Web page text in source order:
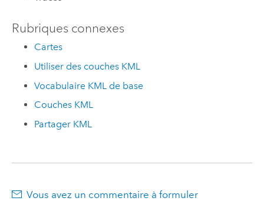
Rubriques connexes
Cartes
Utiliser des couches KML
Vocabulaire KML de base
Couches KML
Partager KML
Vous avez un commentaire à formuler